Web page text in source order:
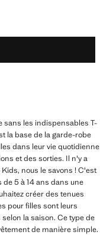
sans les indispensables T-
la base de la garde-robe
dans leur vie quotidienne
et des sorties. Il n'y a
nous le savons ! C'est
5 à 14 ans dans une
créer des tenues
pour filles sont leurs
la saison. Ce type de
de manière simple.